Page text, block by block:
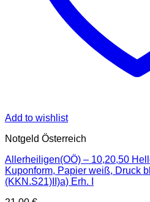
Add to wishlist
Notgeld Österreich
Allerheiligen(OÖ) – 10,20,50
Kuponform, Papier weiß, Druck
(KKN.S21)II)a) Erh. I